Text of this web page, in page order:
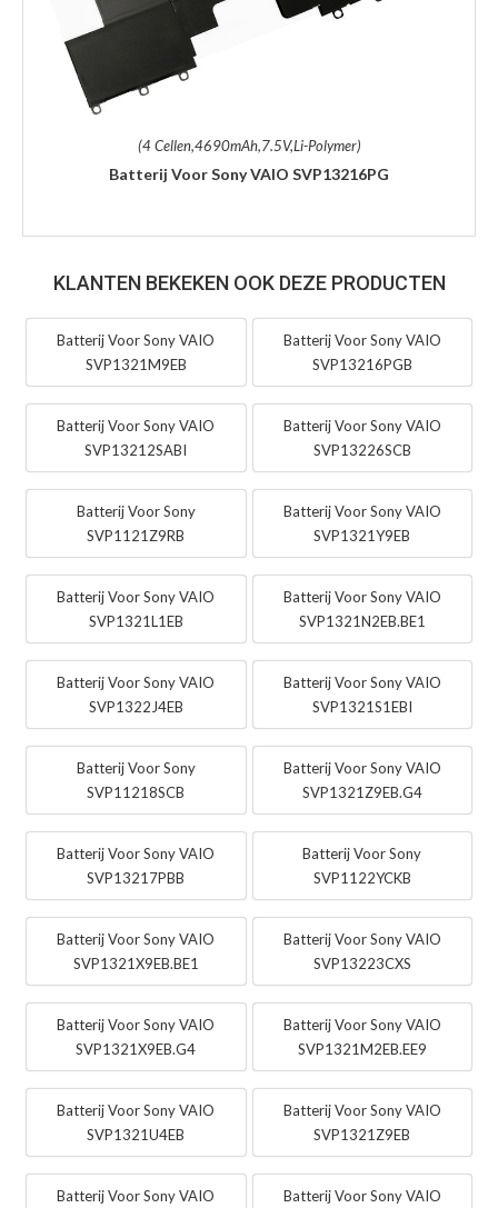
(4 Cellen,4690mAh,7.5V,Li-Polymer)
Batterij Voor Sony VAIO SVP13216PG
KLANTEN BEKEKEN OOK DEZE PRODUCTEN
Batterij Voor Sony VAIO
SVP1321M9EB
Batterij Voor Sony VAIO
SVP13216PGB
Batterij Voor Sony VAIO
SVP13212SABI
Batterij Voor Sony VAIO
SVP13226SCB
Batterij Voor Sony
SVP1121Z9RB
Batterij Voor Sony VAIO
SVP1321Y9EB
Batterij Voor Sony VAIO
SVP1321L1EB
Batterij Voor Sony VAIO
SVP1321N2EB.BE1
Batterij Voor Sony VAIO
SVP1322J4EB
Batterij Voor Sony VAIO
SVP1321S1EBI
Batterij Voor Sony
SVP11218SCB
Batterij Voor Sony VAIO
SVP1321Z9EB.G4
Batterij Voor Sony VAIO
SVP13217PBB
Batterij Voor Sony
SVP1122YCKB
Batterij Voor Sony VAIO
SVP1321X9EB.BE1
Batterij Voor Sony VAIO
SVP13223CXS
Batterij Voor Sony VAIO
SVP1321X9EB.G4
Batterij Voor Sony VAIO
SVP1321M2EB.EE9
Batterij Voor Sony VAIO
SVP1321U4EB
Batterij Voor Sony VAIO
SVP1321Z9EB
Batterij Voor Sony VAIO
Batterij Voor Sony VAIO